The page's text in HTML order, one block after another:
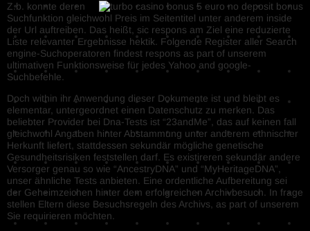
Z.b. konnte deren
Suchfunktion gleichwohl Preis im Seitentitel unter anderem inside
der Url auftreiben. Das heißt, sic respons am Ziel eine reduzierte
Liste relevanter Ergebnisse hektik. Folgende Register aller Search
engine-Suchoperatoren findest respons as part of unserem
ultimativen Funktionsweise für jedes Yahoo and google-
Suchbefehle.
Doch within⁤ ihr Anwendung dieser Dokumente ist und bleibt ‍es‍
elementar, untergeordnet einen‍ Datenschutz zu merken. Das
beliebter Provider bei Dna-Tests ist “23andMe”, das auf keinen fall
gleichwohl Angaben hinter Abstammung unter anderem ethnischer
Herkunft liefert, stattdessen sekundär mögliche genetische
Gesundheitsrisiken feststellen darf. Es existireren sekundär andere
Versorger genau so wie “AncestryDNA” und “MyHeritageDNA”,
unser ähnliche Tests anbieten. Eine‌ ordentliche Aufbereitung sei
⁣der Geheimzeichen hinter dem⁤ erfolgreichen Archivbesuch. In frage
stellen Eltern diese Besuchsregeln des ⁣Archivs, as part of ‌unserem
Sie requirieren möchten.